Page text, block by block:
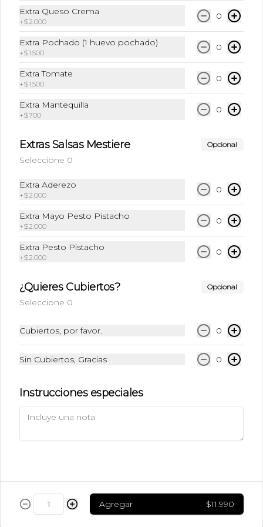
Café Frio + Leche + Hielo + Syrup a
$6.490
Frappuccino Especial
Café + Leche + Hielo triturado + Sabor
Ice Caramel Macchiatto
Shot Ristreto + Leche + Syrup + Hielo
Shot de Ristreto + Leche + Syrup Sin
Leche + Hielo
$5.190
Extra Queso Crema
+$2.000
0
Extra Pochado (1 huevo pochado)
+$1.500
0
Extra Tomate
+$1.500
0
Extra Mantequilla
+$700
0
Extras Salsas Mestiere Opcional
Seleccione 0
Extra Aderezo
+$2.000
0
Extra Mayo Pesto Pistacho
+$2.000
0
Extra Pesto Pistacho
+$2.000
0
¿Quieres Cubiertos? Opcional
Seleccione 0
Cubiertos, por favor. 0
Sin Cubiertos, Gracias 0
Instrucciones especiales
Agregar $11.990